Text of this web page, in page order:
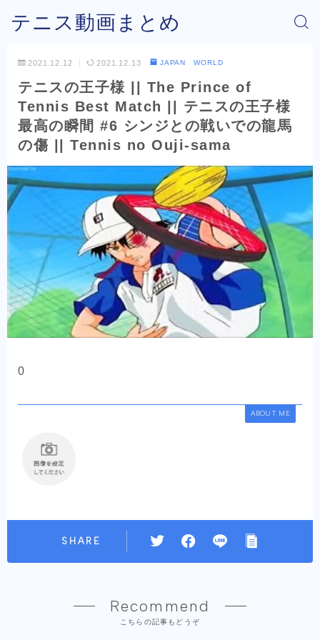
テニス動画まとめ
2021.12.12 2021.12.13 JAPAN WORLD
テニスの王子様 || The Prince of
Tennis Best Match || テニスの王子様
最高の瞬間 #6 シンジとの戦いでの龍馬
の傷 || Tennis no Ouji-sama
0
ABOUT ME
SHARE
Recommend
こちらの記事もどうぞ